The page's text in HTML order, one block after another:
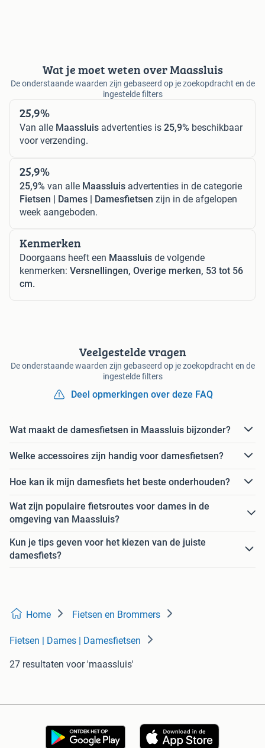
Wat je moet weten over Maassluis
De onderstaande waarden zijn gebaseerd op je zoekopdracht en de
ingestelde filters
25,9%
Van alle Maassluis advertenties is 25,9% beschikbaar
voor verzending.
25,9%
25,9% van alle Maassluis advertenties in de categorie
Fietsen | Dames | Damesfietsen zijn in de afgelopen
week aangeboden.
Kenmerken
Doorgaans heeft een Maassluis de volgende
kenmerken: Versnellingen, Overige merken, 53 tot 56
cm.
Veelgestelde vragen
De onderstaande waarden zijn gebaseerd op je zoekopdracht en de
ingestelde filters
Deel opmerkingen over deze FAQ
Wat maakt de damesfietsen in Maassluis bijzonder?
Welke accessoires zijn handig voor damesfietsen?
Hoe kan ik mijn damesfiets het beste onderhouden?
Wat zijn populaire fietsroutes voor dames in de
omgeving van Maassluis?
Kun je tips geven voor het kiezen van de juiste
damesfiets?
Home Fietsen en Brommers
Fietsen | Dames | Damesfietsen
27 resultaten voor 'maassluis'